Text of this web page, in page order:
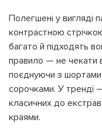
Полегшені у вигляді
контрастною
багато й підходять
правило — не чекати
поєднуючи з
сорочками. У тренді —
класичних до
краями.